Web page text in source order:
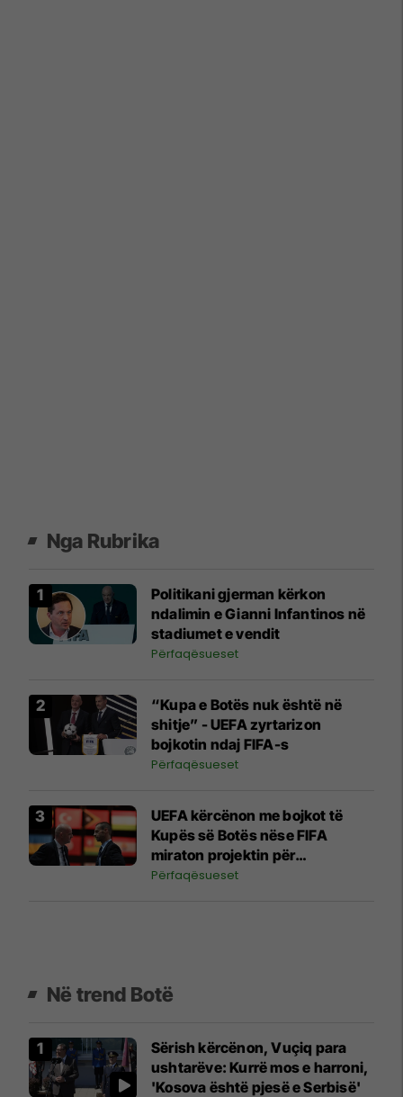
Nga Rubrika
Politikani gjerman kërkon
ndalimin e Gianni Infantinos në
stadiumet e vendit
Përfaqësueset
“Kupa e Botës nuk është në
shitje” - UEFA zyrtarizon
bojkotin ndaj FIFA-s
Përfaqësueset
UEFA kërcënon me bojkot të
Kupës së Botës nëse FIFA
miraton projektin për
investitorët privatë
Përfaqësueset
Në trend Botë
Sërish kërcënon, Vuçiq para
ushtarëve: Kurrë mos e harroni,
'Kosova është pjesë e Serbisë'